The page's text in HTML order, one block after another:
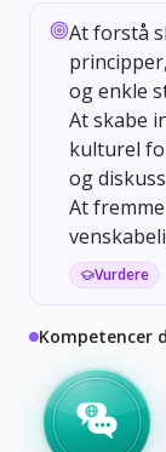
At forstå
og enkle
At skabe
kulturel
og
At
Vurdere
Kompetencer